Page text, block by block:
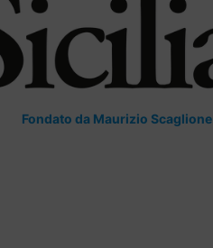
Fondato da Maurizio Scaglione